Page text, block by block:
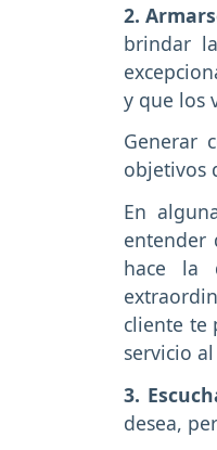
2.
brindar
y que los
Generar
objetivos
En
entender
hace la
cliente te
servicio
3.
desea,